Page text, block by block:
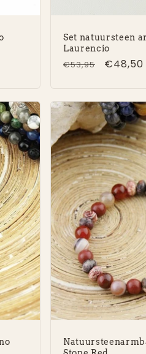
Set natuursteen
Laurencio
Normale
€53,95 €48,50